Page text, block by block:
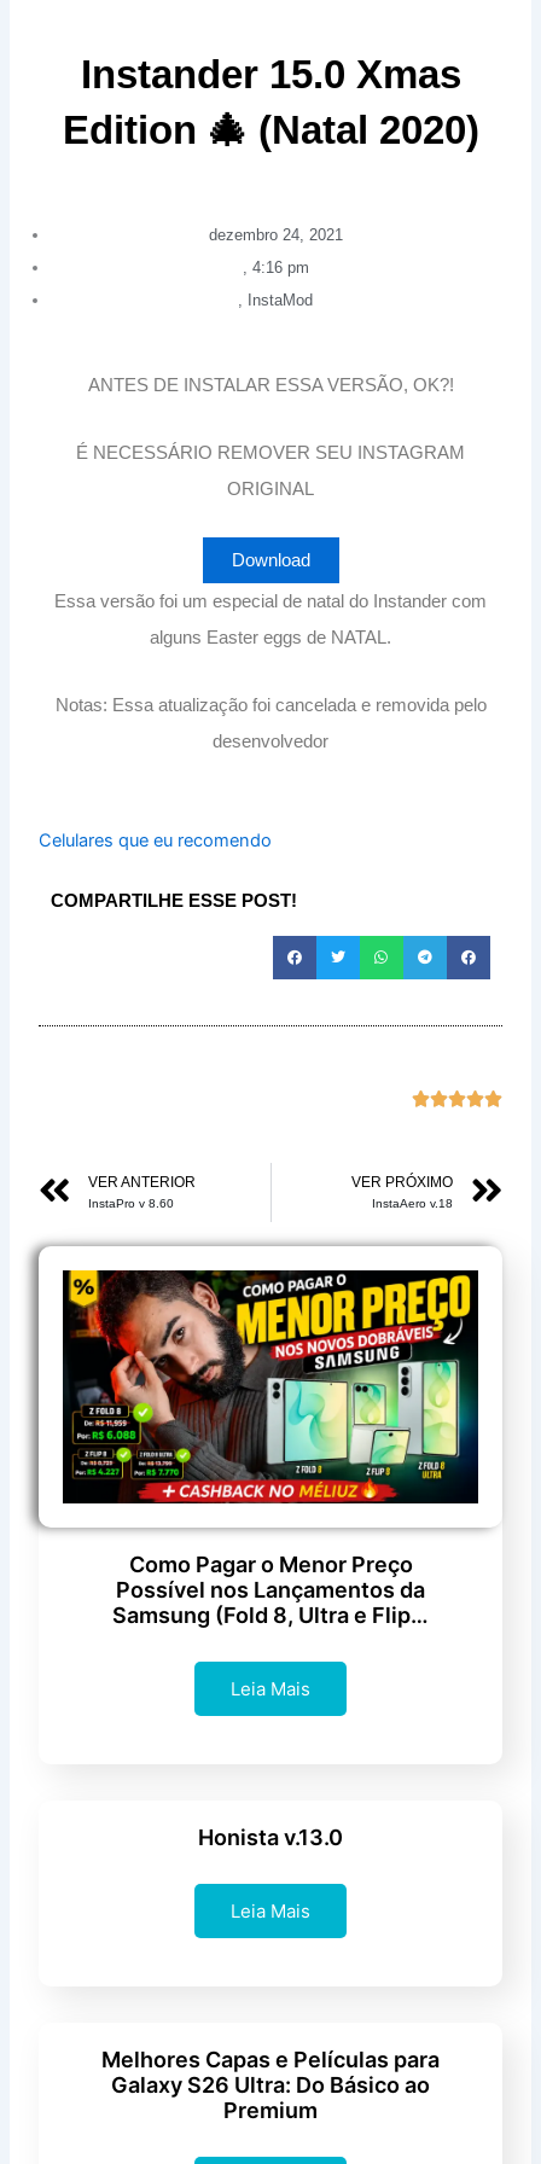
Instander 15.0 Xmas
Edition 🎄 (Natal 2020)
dezembro 24, 2021
, 4:16 pm
,
InstaMod
ANTES DE INSTALAR ESSA VERSÃO, OK?!
É NECESSÁRIO REMOVER SEU INSTAGRAM
ORIGINAL
Download
Essa versão foi um especial de natal do Instander com
alguns Easter eggs de NATAL.
Notas: Essa atualização foi cancelada e removida pelo
desenvolvedor
Celulares que eu recomendo
COMPARTILHE ESSE POST!

de
Anterior
VER ANTERIOR
InstaPro v 8.60
VER PRÓXIMO
InstaAero v.18
Como Pagar o Menor Preço
Possível nos Lançamentos da
Samsung (Fold 8, Ultra e Flip…
Leia Mais
Honista v.13.0
Leia Mais
Melhores Capas e Películas para
Galaxy S26 Ultra: Do Básico ao
Premium